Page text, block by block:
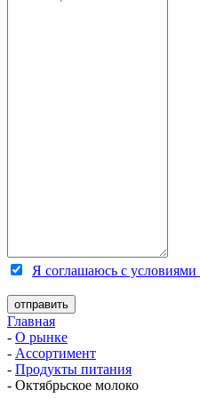
Я соглашаюсь с
Главная
- О рынке
- Ассортимент
- Продукты питания
- Октябрьское молоко